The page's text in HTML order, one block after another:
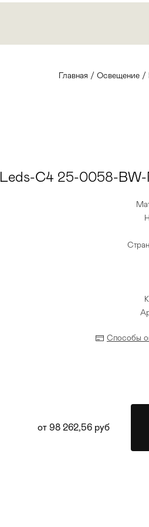
Главная / Освещение /
Leds-C4 25-0058-BW-
Способы
от 98 262,56 руб